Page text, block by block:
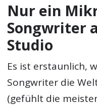
Nur ein
Songwriter
Studio
Es ist erstaunlich,
Songwriter die
(gefühlt die